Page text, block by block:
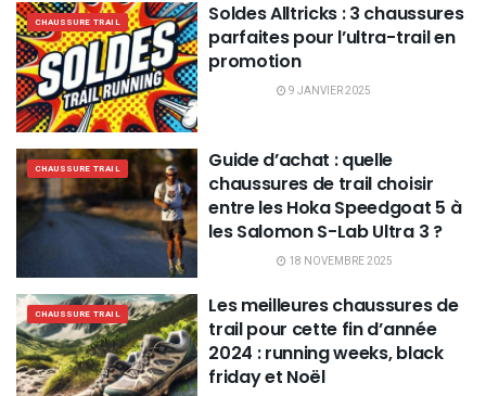
CHAUSSURE TRAIL
Soldes Alltricks : 3 chaussures
parfaites pour l’ultra-trail en
promotion
9 JANVIER 2025
CHAUSSURE TRAIL
Guide d’achat : quelle
chaussures de trail choisir
entre les Hoka Speedgoat 5 à
les Salomon S-Lab Ultra 3 ?
18 NOVEMBRE 2025
CHAUSSURE TRAIL
Les meilleures chaussures de
trail pour cette fin d’année
2024 : running weeks, black
friday et Noël